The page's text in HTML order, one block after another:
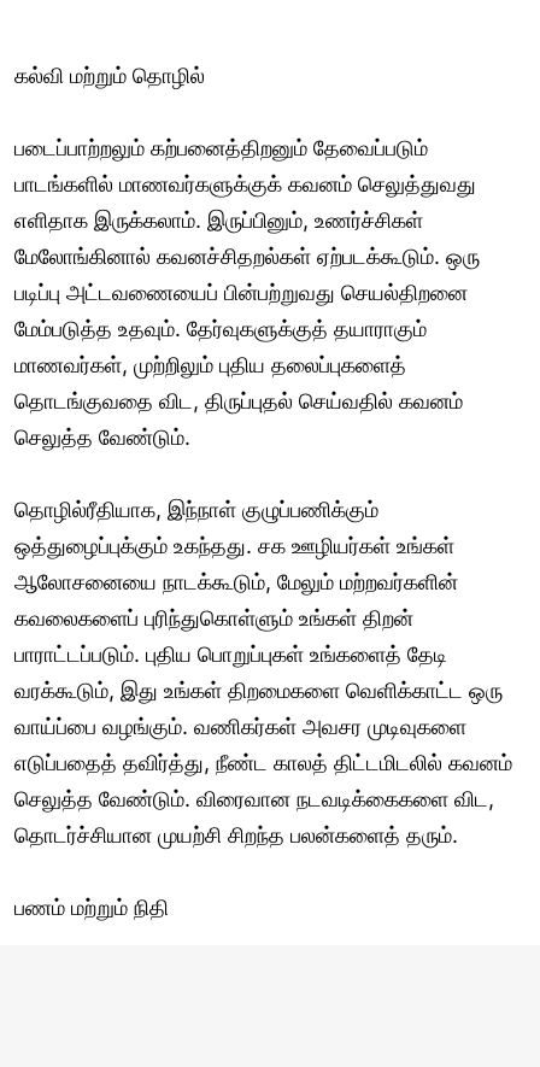
கல்வி மற்றும் தொழில்
படைப்பாற்றலும் கற்பனைத்திறனும் தேவைப்படும்
பாடங்களில் மாணவர்களுக்குக் கவனம் செலுத்துவது
எளிதாக இருக்கலாம். இருப்பினும், உணர்ச்சிகள்
மேலோங்கினால் கவனச்சிதறல்கள் ஏற்படக்கூடும். ஒரு
படிப்பு அட்டவணையைப் பின்பற்றுவது செயல்திறனை
மேம்படுத்த உதவும். தேர்வுகளுக்குத் தயாராகும்
மாணவர்கள், முற்றிலும் புதிய தலைப்புகளைத்
தொடங்குவதை விட, திருப்புதல் செய்வதில் கவனம்
செலுத்த வேண்டும்.
தொழில்ரீதியாக, இந்நாள் குழுப்பணிக்கும்
ஒத்துழைப்புக்கும் உகந்தது. சக ஊழியர்கள் உங்கள்
ஆலோசனையை நாடக்கூடும், மேலும் மற்றவர்களின்
கவலைகளைப் புரிந்துகொள்ளும் உங்கள் திறன்
பாராட்டப்படும். புதிய பொறுப்புகள் உங்களைத் தேடி
வரக்கூடும், இது உங்கள் திறமைகளை வெளிக்காட்ட ஒரு
வாய்ப்பை வழங்கும். வணிகர்கள் அவசர முடிவுகளை
எடுப்பதைத் தவிர்த்து, நீண்ட காலத் திட்டமிடலில் கவனம்
செலுத்த வேண்டும். விரைவான நடவடிக்கைகளை விட,
தொடர்ச்சியான முயற்சி சிறந்த பலன்களைத் தரும்.
பணம் மற்றும் நிதி